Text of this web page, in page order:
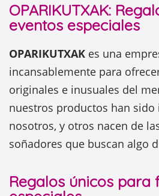
OPARIKUTXAK:
eventos especiales
OPARIKUTXAK es una
incansablemente para
originales e inusuales del
nuestros productos han
nosotros, y otros nacen de
soñadores que buscan algo
Regalos únicos para